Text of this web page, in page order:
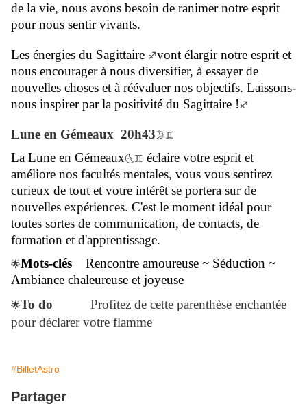
de la vie, nous avons besoin de ranimer notre esprit
pour nous sentir vivants.
Les énergies du Sagittaire ♐vont élargir notre esprit et
nous encourager à nous diversifier, à essayer de
nouvelles choses et à réévaluer nos objectifs. Laissons-
nous inspirer par la positivité du Sagittaire !♐
Lune en Gémeaux 20h43🌛♊
La Lune en Gémeaux🌜​​​​​​​♊ éclaire votre esprit et
améliore nos facultés mentales, vous vous sentirez
curieux de tout et votre intérêt se portera sur de
nouvelles expériences. C'est le moment idéal pour
toutes sortes de communication, de contacts, de
formation et d'apprentissage.
🌟Mots-clés Rencontre amoureuse ~ Séduction ~
Ambiance chaleureuse et joyeuse
🌟To do Profitez de cette parenthèse enchantée
pour déclarer votre flamme
#BilletAstro
Partager